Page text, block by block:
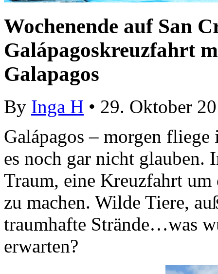
Wochenende auf San
Galápagoskreuzfahrt
Galapagos
By Inga H • 29. Oktober
Galápagos – morgen
es noch gar nicht
Traum, eine Kreuzfahrt
zu machen. Wilde Tiere,
traumhafte Strände…was
erwarten?